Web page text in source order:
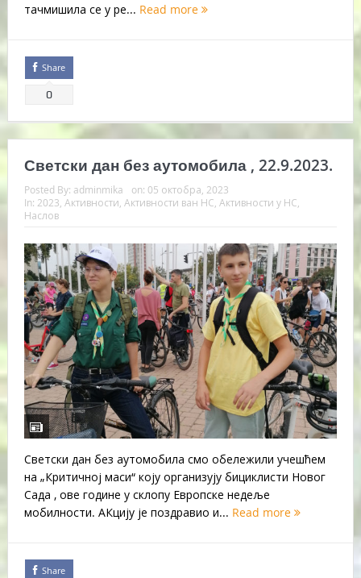
тачмишила се у ре... Read more
Share
0
Светски дан без аутомобила , 22.9.2023.
Posted By: adminmika on: 05 октобра, 2023
In: 2023 Активности Активности ван НС Активности у НС
Наслов
Светски дан без аутомобила смо обележили учешћем
на „Критичној маси“ коју организују бициклисти Новог
Сада , ове године у склопу Европске недеље
мобилности. АКцију је поздравио и... Read more
Share